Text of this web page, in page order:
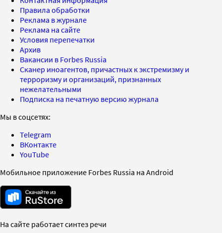
Правила обработки
Реклама в журнале
Реклама на сайте
Условия перепечатки
Архив
Вакансии в Forbes Russia
Сканер иноагентов, причастных к экстремизму и
терроризму и организаций, признанных
нежелательными
Подписка на печатную версию журнала
Мы в соцсетях:
Telegram
ВКонтакте
YouTube
Мобильное приложение Forbes Russia на Android
На сайте работает синтез речи